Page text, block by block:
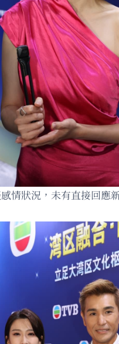
情狀況，未有直接回應